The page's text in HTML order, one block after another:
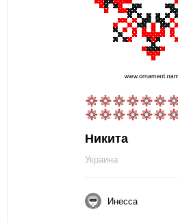
Никита
Украина
Инесса